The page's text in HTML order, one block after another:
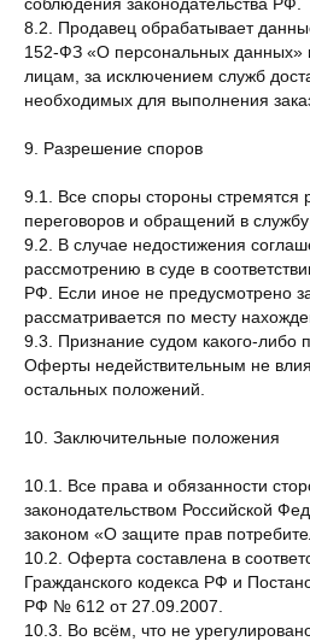
8.2. Продавец обрабатывает
152-ФЗ «О персональных данных»
лицам, за исключением служб
необходимых для выполнения
9. Разрешение споров
9.1. Все споры стороны стремятся
переговоров и обращений в
9.2. В случае недостижения
рассмотрению в суде в
РФ. Если иное не предусмотрено
рассматривается по месту
9.3. Признание судом какого-либо
Оферты недействительным не
остальных положений.
10. Заключительные положения
10.1. Все права и обязанности
законодательством Российской
законом «О защите прав
10.2. Оферта составлена в
Гражданского кодекса РФ и
РФ № 612 от 27.09.2007.
10.3. Во всём, что не